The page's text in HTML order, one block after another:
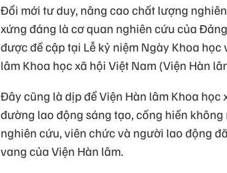
Đổi mới tư duy, nâng cao chất lượng
xứng đáng là cơ quan nghiên cứu của
được đề cập tại Lễ kỷ niệm Ngày Khoa học
lâm Khoa học xã hội Việt Nam (Viện Hàn
Đây cũng là dịp để Viện Hàn lâm Khoa
đường lao động sáng tạo, cống hiến
nghiên cứu, viên chức và người lao động
vang của Viện Hàn lâm.